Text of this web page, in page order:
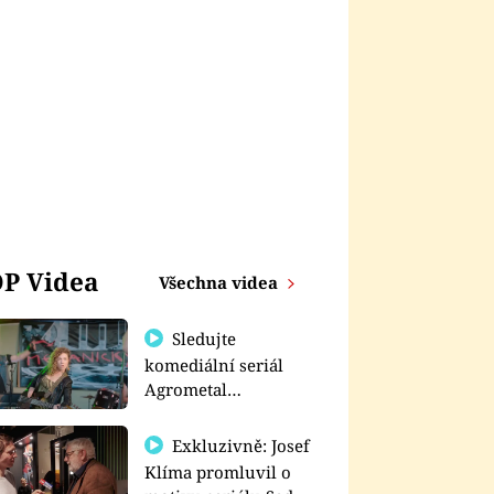
Videa Všechna videa
Sledujte
komediální seriál
Agrometal
prima+
Exkluzivně: Josef
Klíma promluvil o